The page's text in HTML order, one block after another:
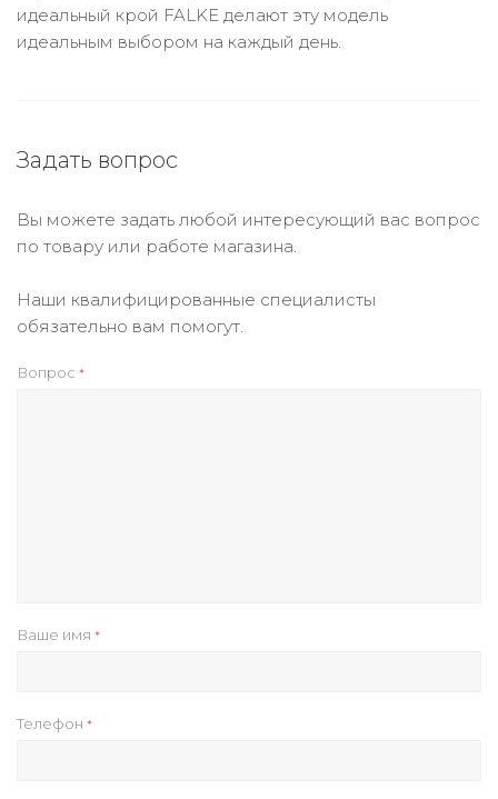
идеальный крой FALKE делают эту модель
идеальным выбором на каждый день.
Задать вопрос
Вы можете задать любой интересующий вас вопрос
по товару или работе магазина.
Наши квалифицированные специалисты
обязательно вам помогут.
Вопрос *
Ваше имя *
Телефон *